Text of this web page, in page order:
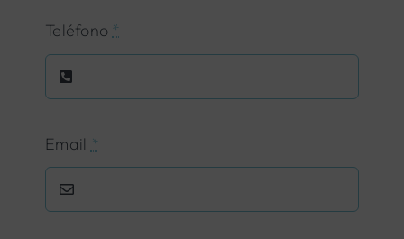
Teléfono *
Email *